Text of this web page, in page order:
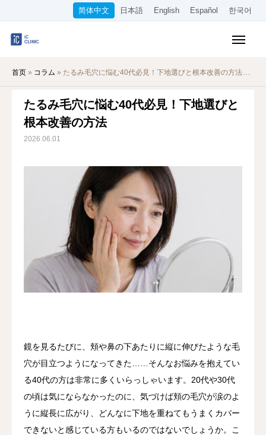
简体中文 日本語 English Español 한국어
首页 » コラム » たるみ毛穴に悩む40代必見！下地選びと根本改善の方法
たるみ毛穴に悩む40代必見！下地選びと
根本改善の方法
2026.06.01
鏡を見るたびに、頬や鼻の下あたりに縦に伸びたような毛
穴が目立つようになってきた……そんなお悩みを抱えてい
る40代の方は非常に多くいらっしゃいます。20代や30代
の頃は気にならなかったのに、気づけば頬の毛穴が涙のよ
うに縦長に広がり、どんなに下地を重ねてもうまくカバー
できないと感じている方もいるのではないでしょうか。こ
收费标准
在线诊疗
关于本院
招聘信息
简体中文 日本語 English Español 한국어